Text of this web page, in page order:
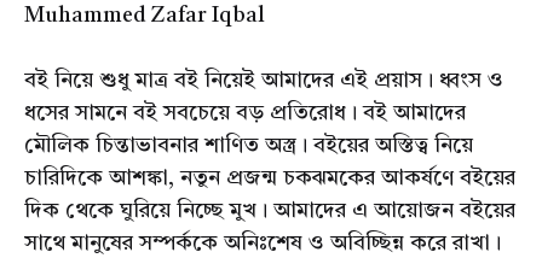
Muhammed Zafar Iqbal
বই নিয়ে শুধু মাত্র বই নিয়েই আমাদের এই প্রয়াস। ধ্বংস ও
ধসের সামনে বই সবচেয়ে বড় প্রতিরোধ। বই আমাদের
মৌলিক চিন্তাভাবনার শাণিত অস্ত্র। বইয়ের অস্তিত্ব নিয়ে
চারিদিকে আশঙ্কা, নতুন প্রজন্ম চকঝমকের আকর্ষণে বইয়ের
দিক থেকে ঘুরিয়ে নিচ্ছে মুখ। আমাদের এ আয়োজন বইয়ের
সাথে মানুষের সম্পর্ককে অনিঃশেষ ও অবিচ্ছিন্ন করে রাখা।